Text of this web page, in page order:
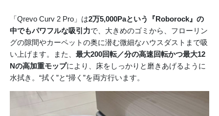
「Qrevo Curv 2 Pro」は2万5,000Paという『Roborock』の
中でもパワフルな吸引力で、大きめのゴミから、フローリン
グの隙間やカーペットの奥に潜む微細なハウスダストまで吸
い上げます。また、 最大200回転／分の高速回転かつ最大12
Nの高加重モップにより、床をしっかりと磨きあげるように
水拭き。“拭く”と“掃く”を両方行います。